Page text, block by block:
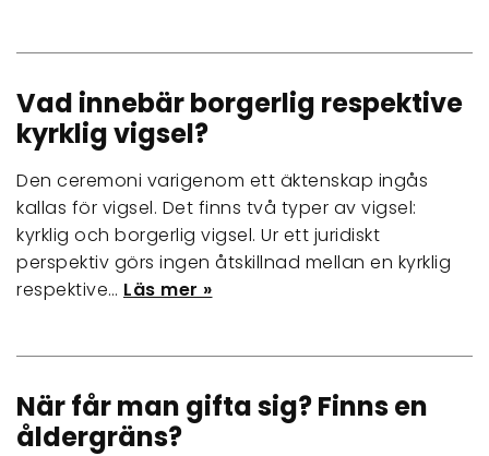
Vad innebär borgerlig respektive
kyrklig vigsel?
Den ceremoni varigenom ett äktenskap ingås
kallas för vigsel. Det finns två typer av vigsel:
kyrklig och borgerlig vigsel. Ur ett juridiskt
perspektiv görs ingen åtskillnad mellan en kyrklig
respektive… Läs mer »
När får man gifta sig? Finns en
åldergräns?